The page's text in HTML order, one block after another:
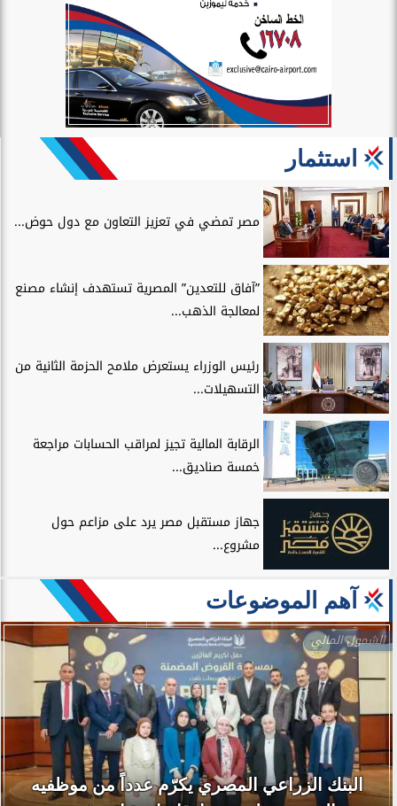
استثمار
مصر تمضي في تعزيز التعاون مع دول حوض...
”آفاق للتعدين” المصرية تستهدف إنشاء مصنع
لمعالجة الذهب...
رئيس الوزراء يستعرض ملامح الحزمة الثانية من
التسهيلات...
الرقابة المالية تجيز لمراقب الحسابات مراجعة
خمسة صناديق...
جهاز مستقبل مصر يرد على مزاعم حول
مشروع...
آهم الموضوعات
الشمول المالي
البنك الزراعي المصري يكرّم عدداً من موظفيه